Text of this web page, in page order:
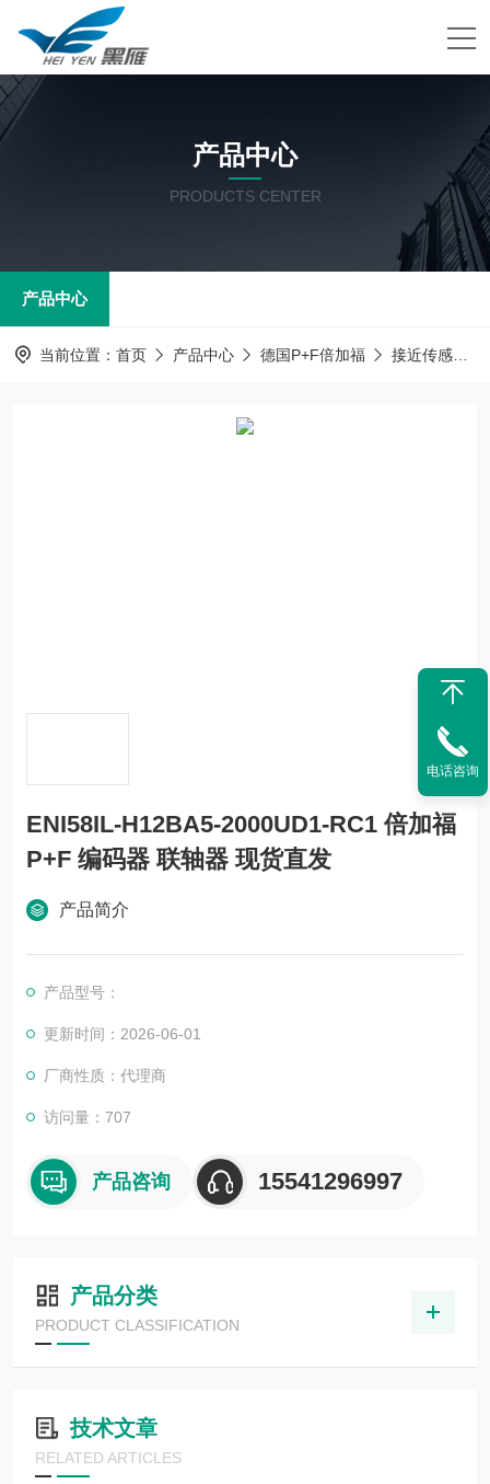
产品中心
PRODUCTS CENTER
产品中心
当前位置： 首页 产品中心 德国P+F倍加福 接近传感器
ENI58IL-H12BA5-2000UD1-RC1 倍加福
P+F 编码器 联轴器 现货直发
产品简介
产品型号：
更新时间：2026-06-01
厂商性质：代理商
访问量：707
产品咨询 15541296997
产品分类
PRODUCT CLASSIFICATION
技术文章
RELATED ARTICLES
电话咨询